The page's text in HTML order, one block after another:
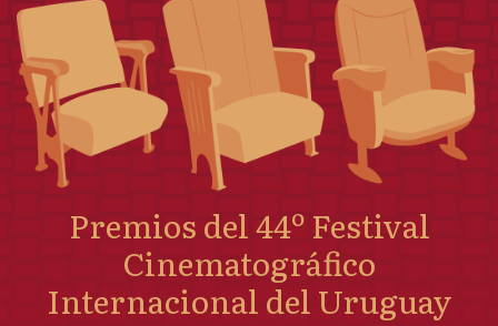
Premios del 44º Festival
Cinematográfico
Internacional del Uruguay